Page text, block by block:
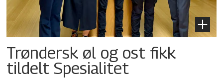
Trøndersk øl og ost fikk
tildelt Spesialitet